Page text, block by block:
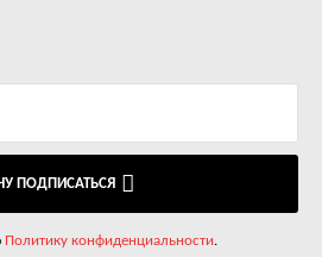
ПОДПИСАТЬСЯ
Политику конфиденциальности.